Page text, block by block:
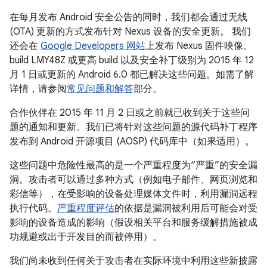
在每月发布 Android 安全公告的同时，我们都会通过无线
(OTA) 更新的方式发布针对 Nexus 设备的安全更新。 我们
还会在 Google Developers 网站上发布 Nexus 固件映像。
build LMY48Z 或更高 build 以及安全补丁级别为 2015 年 12
月 1 日或更新的 Android 6.0 都已解决这些问题。如需了解
详情，请参阅常见问题和解答部分。
合作伙伴在 2015 年 11 月 2 日或之前就已收到关于这些问
题的通知和更新。我们已将针对这些问题的源代码补丁程序
发布到 Android 开源项目 (AOSP) 代码库中（如果适用）。
这些问题中危险性最高的是一个严重程度为“严重”的安全漏
洞。攻击者可以通过多种方式（例如电子邮件、网页浏览和
彩信等），在受影响的设备处理媒体文件时，利用漏洞远程
执行代码。 严重程度评估的依据是漏洞被利用后可能会对受
影响的设备造成的影响（假设相关平台和服务缓解措施被成
功规避或出于开发目的而被停用）。
我们尚未收到任何关于攻击者在实际环境中利用这些新披露